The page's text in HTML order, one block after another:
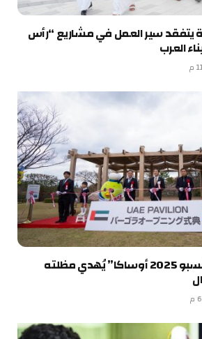
يتفقد سير العمل في مشاريع “رأس
العرب
جناح الإمارات في “إكسبو 2025 أوساكا” يُهدي مظلته